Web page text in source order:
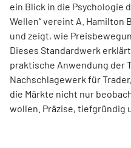
ein Blick in die Psychologie
Wellen“ vereint A.
und zeigt, wie
Dieses Standardwerk
praktische Anwendung der
Nachschlagewerk für
die Märkte nicht nur
wollen. Präzise, tiefgründig